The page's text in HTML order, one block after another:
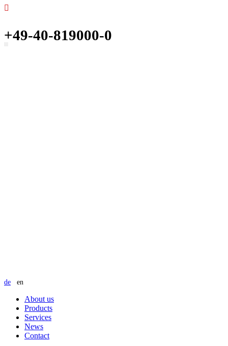
+49-40-819000-0
de en
About us
Products
Services
News
Contact